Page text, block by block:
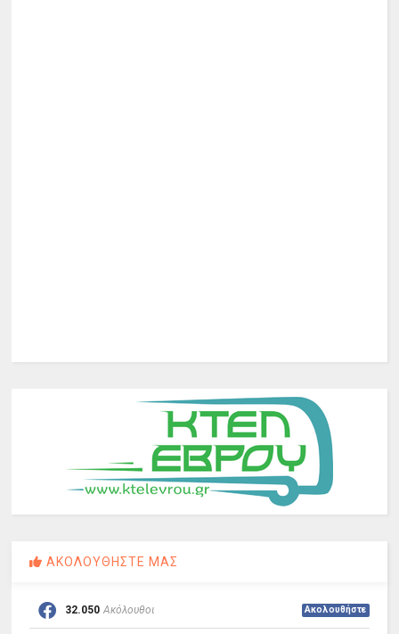
ΑΚΟΛΟΥΘΗΣΤΕ ΜΑΣ
32.050 Ακόλουθοι Ακολουθήστε